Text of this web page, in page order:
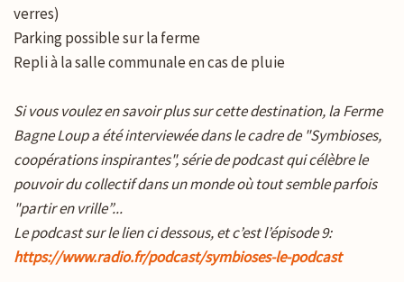
verres)
Parking possible sur la ferme
Repli à la salle communale en cas de pluie
Si vous voulez en savoir plus sur cette destination, la Ferme
Bagne Loup a été interviewée dans le cadre de "Symbioses,
coopérations inspirantes", série de podcast qui célèbre le
pouvoir du collectif dans un monde où tout semble parfois
"partir en vrille”...
Le podcast sur le lien ci dessous, et c’est l’épisode 9:
https://www.radio.fr/podcast/symbioses-le-podcast